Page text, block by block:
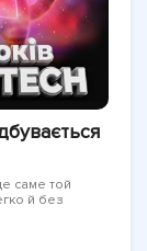
саме той
й без